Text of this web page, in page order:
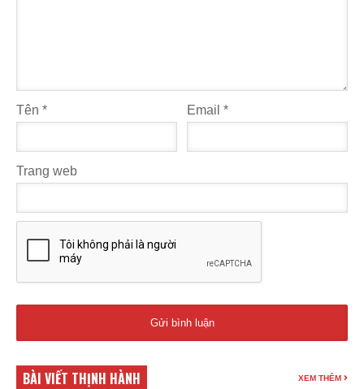
Tên * Email*
Trang web
BÀI VIẾT THỊNH HÀNH XEM THÊM